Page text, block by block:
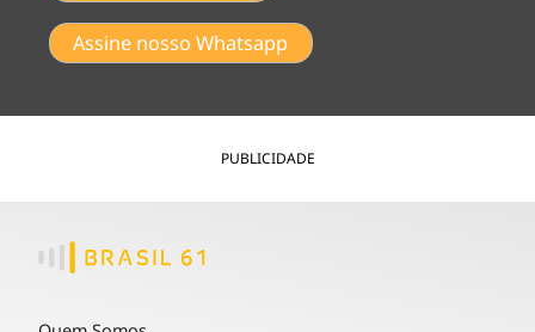
Assine nosso Whatsapp
PUBLICIDADE